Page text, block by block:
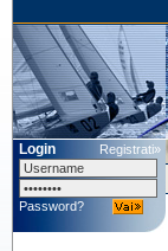
Login Registrati»
Password?